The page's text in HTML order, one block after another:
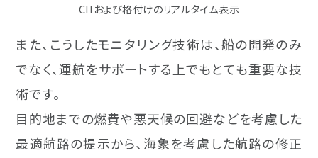
CIIおよび格付けのリアルタイム表示
また、こうしたモニタリング技術は、船の開発のみ
でなく、運航をサポートする上でもとても重要な技
術です。
目的地までの燃費や悪天候の回避などを考慮した
最適航路の提示から、海象を考慮した航路の修正